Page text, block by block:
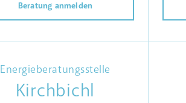
Beratung anmelden
Energieberatungsstelle
Kirchbichl